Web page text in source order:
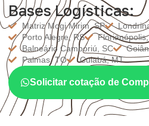
Bases Logísticas:
Matriz Mogi Mirim, SP
Porto Alegre, RS
Balneário Camboriú, SC
Palmas, TO
Cuiabá, MT
Solicitar cotação de